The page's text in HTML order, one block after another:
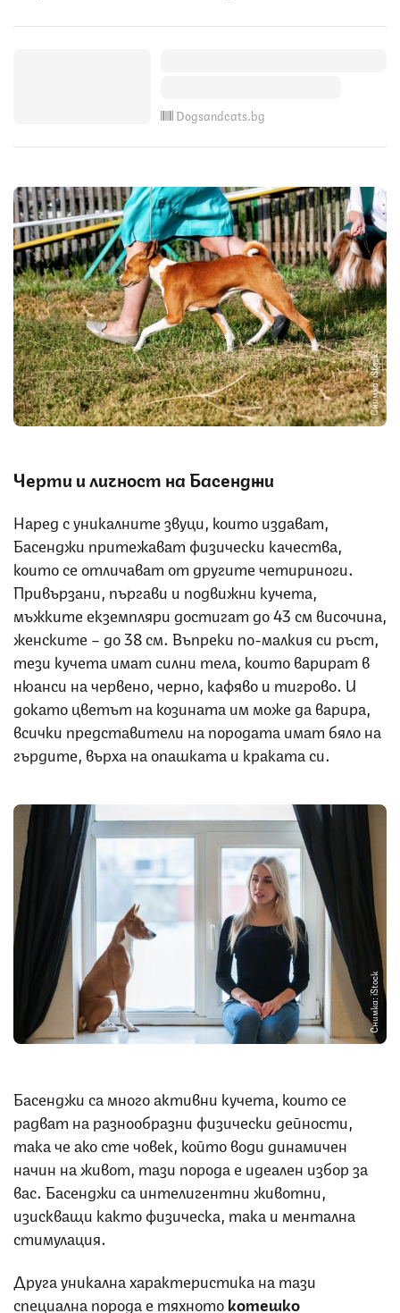
Dogsandcats.bg
Снимка: iStock
Черти и личност на Басенджи
Наред с уникалните звуци, които издават,
Басенджи притежават физически качества,
които се отличават от другите четириноги.
Привързани, пъргави и подвижни кучета,
мъжките екземпляри достигат до 43 см височина,
женските – до 38 см. Въпреки по-малкия си ръст,
тези кучета имат силни тела, които варират в
нюанси на червено, черно, кафяво и тигрово. И
докато цветът на козината им може да варира,
всички представители на породата имат бяло на
гърдите, върха на опашката и краката си.
Снимка: iStock
Басенджи са много активни кучета, които се
радват на разнообразни физически дейности,
така че ако сте човек, който води динамичен
начин на живот, тази порода е идеален избор за
вас. Басенджи са интелигентни животни,
изискващи както физическа, така и ментална
стимулация.
Друга уникална характеристика на тази
специална порода е тяхнотокотешко